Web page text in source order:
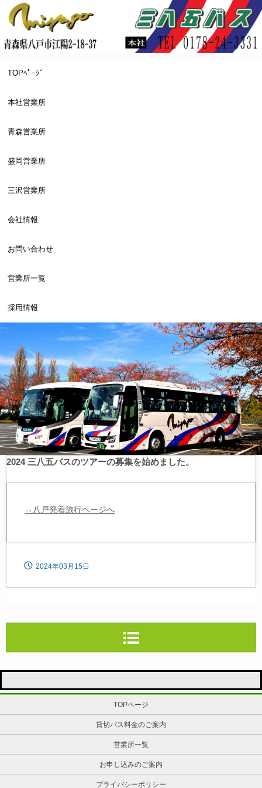
TOPﾍﾟｰｼﾞ
本社営業所
青森営業所
盛岡営業所
三沢営業所
会社情報
お問い合わせ
営業所一覧
採用情報
2024 三八五バスのツアーの募集を始めました。
→八戸発着旅行ページへ
2024年03月15日
TOPページ
貸切バス料金のご案内
営業所一覧
お申し込みのご案内
プライバシーポリシー